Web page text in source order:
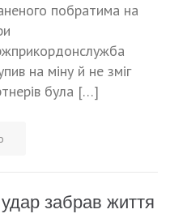
побратима на
на міну й не зміг
була […]
удар забрав життя